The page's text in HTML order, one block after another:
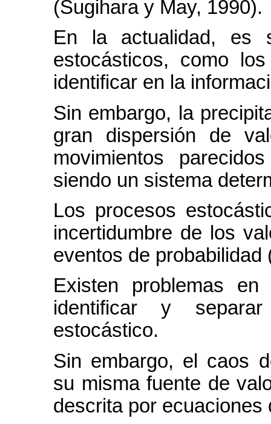
(Sugihara y May, 1990).
En la actualidad, es
estocásticos, como
identificar en la
Sin embargo, la
gran dispersión de
movimientos
siendo un sistema
Los procesos
incertidumbre de los
eventos de probabilidad
Existen problemas
identificar y
estocástico.
Sin embargo, el caos
su misma fuente de
descrita por ecuaciones